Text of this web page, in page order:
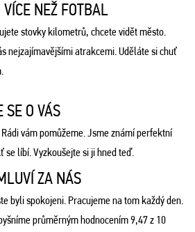
NEŽ FOTBAL
stovky kilometrů, chcete vidět město.
nejzajímavějšími atrakcemi. Uděláte si chuť
SE O VÁS
vám pomůžeme. Jsme známí perfektní
se líbí. Vyzkoušejte si ji hned teď.
ZA NÁS
byli spokojeni. Pracujeme na tom každý den.
průměrným hodnocením 9,47 z 10